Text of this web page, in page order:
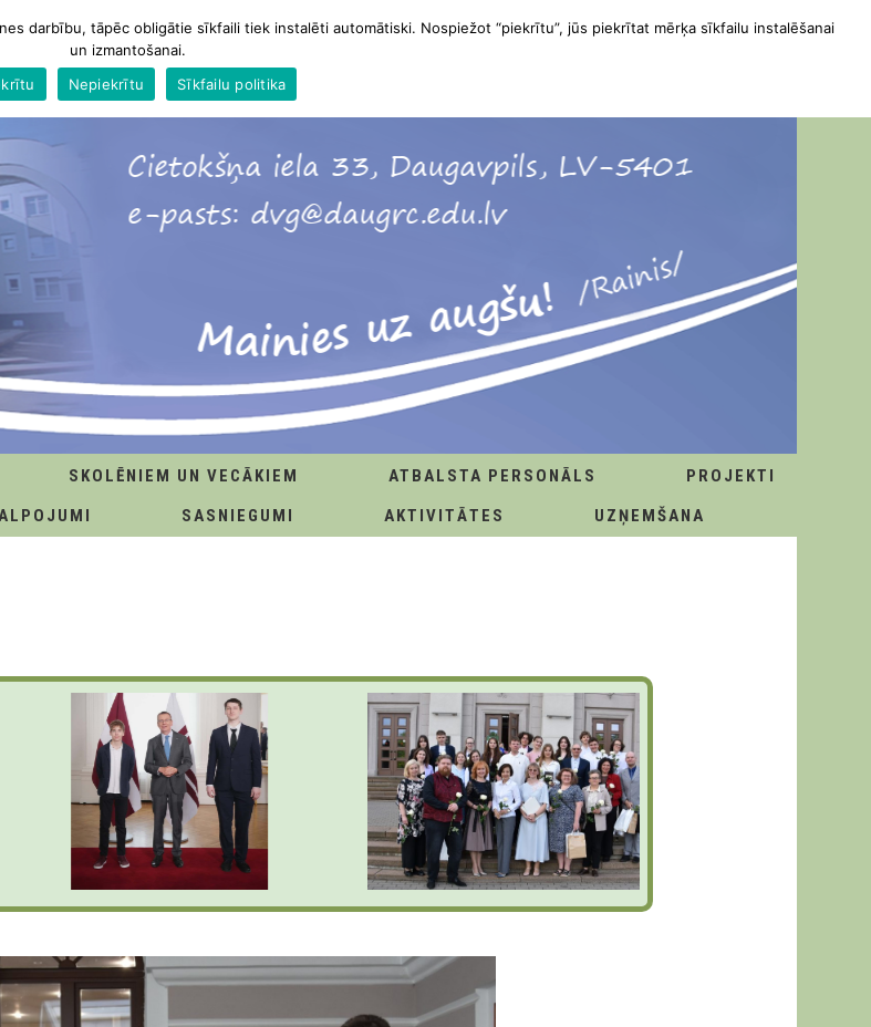
SKOLĒNIEM UN VECĀKIEM ATBALSTA PERSONĀLS
PROJEKTI
SASNIEGUMI AKTIVITĀTES UZŅEMŠANA
darbību, tāpēc obligātie sīkfaili tiek instalēti automātiski. Nospiežot “piekrītu”, jūs piekrītat mērķa sīkfailu instalēšanai
un izmantošanai.
Nepiekrītu Sīkfailu politika